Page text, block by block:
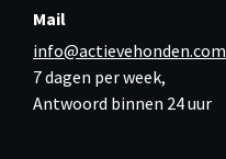
Mail
info@actievehonden.com
7 dagen per week,
Antwoord binnen 24 uur